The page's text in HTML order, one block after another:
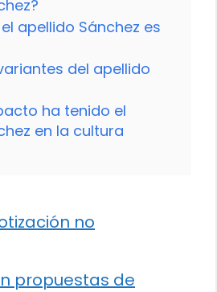
apellido Sánchez es
del apellido
ha tenido el
en la cultura
no
propuestas de